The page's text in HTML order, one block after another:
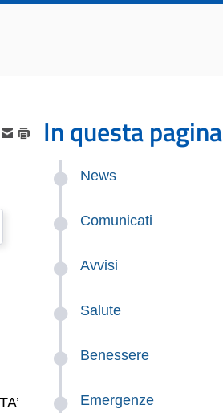
In questa pagina
News
Comunicati
Avvisi
Salute
Benessere
Emergenze